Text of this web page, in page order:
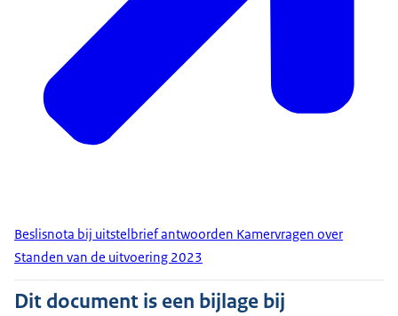
Beslisnota bij uitstelbrief antwoorden Kamervragen over
Standen van de uitvoering 2023
Dit document is een bijlage bij